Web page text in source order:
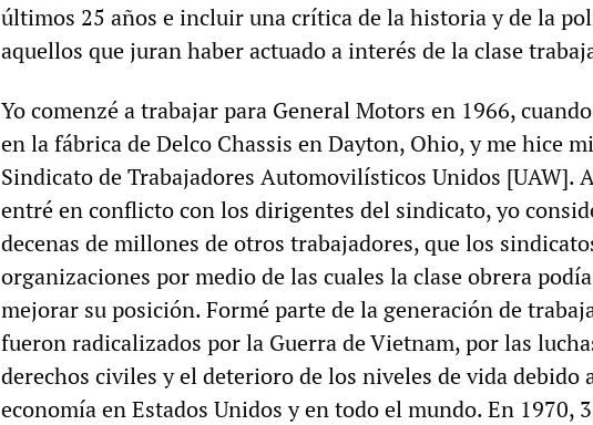
últimos 25 años e incluir una crítica de la historia y de la
aquellos que juran haber actuado a interés de la clase
Yo comenzé a trabajar para General Motors en 1966,
en la fábrica de Delco Chassis en Dayton, Ohio, y me hice
Sindicato de Trabajadores Automovilísticos Unidos [UAW].
entré en conflicto con los dirigentes del sindicato, yo
decenas de millones de otros trabajadores, que los
organizaciones por medio de las cuales la clase obrera
mejorar su posición. Formé parte de la generación de
fueron radicalizados por la Guerra de Vietnam, por las
derechos civiles y el deterioro de los niveles de vida debido
economía en Estados Unidos y en todo el mundo. En 1970,